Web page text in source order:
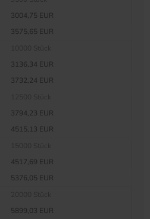
3004,75 EUR
3575,65 EUR
3136,34 EUR
3732,24 EUR
3794,23 EUR
4515,13 EUR
4517,69 EUR
5376,05 EUR
5899,03 EUR